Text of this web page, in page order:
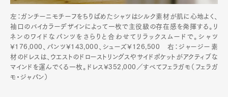
左：ガンチーニモチーフをちりばめたシャツはシルク素材が肌に心地よく、
袖口のバイカラーデザインによって一枚で主役級の存在感を発揮する。リ
ネンのワイドなパンツをさらりと合わせてリラックスムードで。シャツ
¥176,000、パンツ¥143,000、シューズ¥126,500 右：ジャージー素
材のドレスは、ウエストのドローストリングスやサイドポケットがアクティブな
マインドを運んでくる一枚。ドレス¥352,000／すべてフェラガモ（フェラガ
モ・ジャパン）